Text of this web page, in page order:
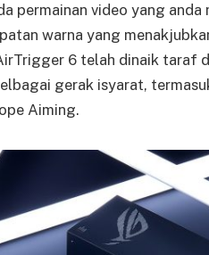
permainan video yang anda
warna yang
6 telah dinaik taraf
gerak isyarat,
Aiming.